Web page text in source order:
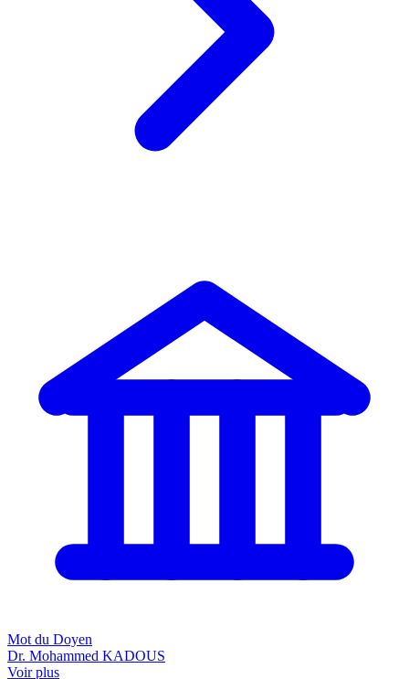
Mot du Doyen
Dr. Mohammed KADOUS
Voir plus